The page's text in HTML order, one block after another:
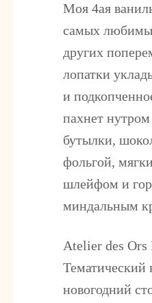
Моя 4ая
самых
других
лопатки
и
пахнет
бутылки,
фольгой,
шлейфом и
миндальным
Atelier des Ors
Тематический
новогодний